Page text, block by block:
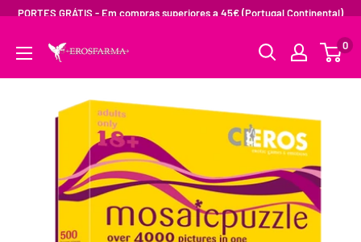
PORTES GRÁTIS - Em compras superiores a 45€ (Portugal Continental)
0